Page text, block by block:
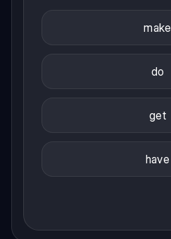
make
do
get
have